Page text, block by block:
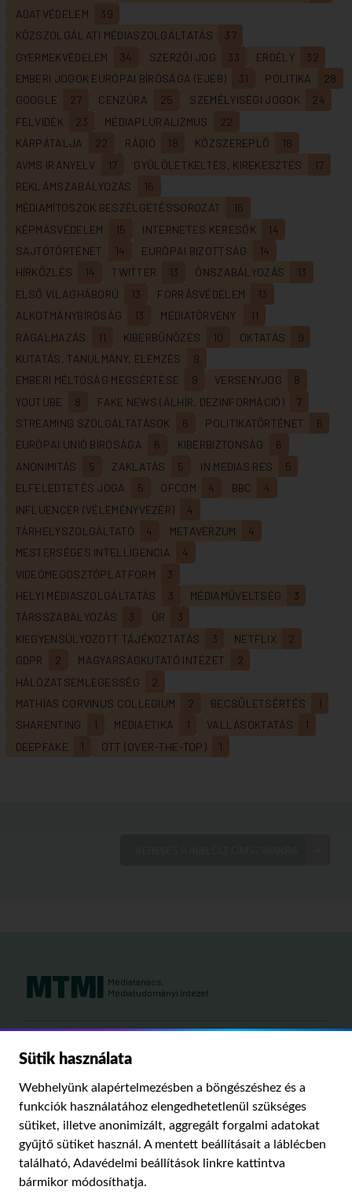
ADATVÉDELEM
39
KÖZSZOLGÁLATI MÉDIASZOLGÁLTATÁS
37
GYERMEKVÉDELEM
34 SZERZŐI JOG 33 ERDÉLY
32
EMBERI JOGOK EURÓPAI BÍRÓSÁGA (EJEB)
31 POLITIKA
28
GOOGLE
27 CENZÚRA 25 SZEMÉLYISÉGI JOGOK
24
FELVIDÉK
23 MÉDIAPLURALIZMUS
22
KÁRPÁTALJA
22 RÁDIÓ 18 KÖZSZEREPLŐ
18
AVMS IRÁNYELV
17 GYŰLÖLETKELTÉS, KIREKESZTÉS
17
REKLÁMSZABÁLYOZÁS
16
MÉDIAMÍTOSZOK BESZÉLGETÉSSOROZAT
16
KÉPMÁSVÉDELEM
15 INTERNETES KERESŐK
14
SAJTÓTÖRTÉNET
14 EURÓPAI BIZOTTSÁG
14
HÍRKÖZLÉS
14 TWITTER 13 ÖNSZABÁLYOZÁS
13
ELSŐ VILÁGHÁBORÚ
13 FORRÁSVÉDELEM
13
ALKOTMÁNYBÍRÓSÁG
13 MÉDIATÖRVÉNY
11
RÁGALMAZÁS
11 KIBERBŰNÖZÉS 10 OKTATÁS
9
KUTATÁS, TANULMÁNY, ELEMZÉS
9
EMBERI MÉLTÓSÁG MEGSÉRTÉSE
9 VERSENYJOG
8
YOUTUBE
8 FAKE NEWS (ÁLHÍR, DEZINFORMÁCIÓ)
7
STREAMING SZOLGÁLTATÁSOK
6 POLITIKATÖRTÉNET
6
EURÓPAI UNIÓ BÍRÓSÁGA
6 KIBERBIZTONSÁG
6
ANONIMITÁS
5 ZAKLATÁS 5 IN MEDIAS RES
5
ELFELEDTETÉS JOGA
5 OFCOM 4 BBC
4
INFLUENCER (VÉLEMÉNYVEZÉR)
4
TÁRHELYSZOLGÁLTATÓ
4 METAVERZUM
4
MESTERSÉGES INTELLIGENCIA
4
VIDEÓMEGOSZTÓPLATFORM
3
HELYI MÉDIASZOLGÁLTATÁS
3 MÉDIAMŰVELTSÉG
3
TÁRSSZABÁLYOZÁS
3 ŰR
3
KIEGYENSÚLYOZOTT TÁJÉKOZTATÁS
3 NETFLIX
2
GDPR
2 MAGYARSÁGKUTATÓ INTÉZET
2
HÁLÓZATSEMLEGESSÉG
2
MATHIAS CORVINUS COLLEGIUM
2 BECSÜLETSÉRTÉS
1
SHARENTING
1 MÉDIAETIKA 1 VALLÁSOKTATÁS
1
DEEPFAKE
1 OTT (OVER-THE-TOP) 1
Sütik használata
Webhelyünk alapértelmezésben a böngészéshez és a
funkciók használatához elengedhetetlenül szükséges
sütiket, illetve anonimizált, aggregált forgalmi adatokat
gyűjtő sütiket használ. A mentett beállításait a láblécben
található, Adavédelmi beállítások linkre kattintva
bármikor módosíthatja.
Médiatanács,
Médiatudományi Intézet
Kutatási területeink:
MÉDIA ÉS TÁRSADALOM
PUBLIKÁCIÓINKRÓLUNKIMPRESSZUMSZERZŐI JOGOK
ADATVÉDELMI BEÁLLÍTÁSOK